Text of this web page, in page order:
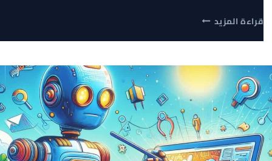
قراءة المزيدتقييم
المندوه
شركة
جوجل